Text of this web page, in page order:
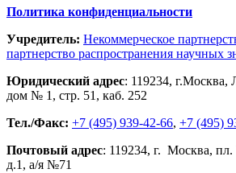
Политика конфиденциальности
Учредитель: Некоммерческое
партнерство распространения научных
Юридический адрес: 119234, г.Москва,
дом № 1, стр. 51 , каб. 252
Тел./Факс: +7 (495) 939-42-66, +7 (495)
Почтовый адрес: 119234, г. Москва, пл.
д.1 , а/я №71